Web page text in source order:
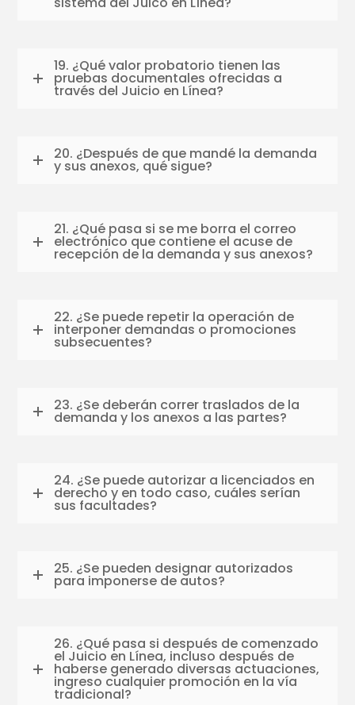
19. ¿Qué valor probatorio tienen las
pruebas documentales ofrecidas a
través del Juicio en Línea?
20. ¿Después de que mandé la demanda
y sus anexos, qué sigue?
21. ¿Qué pasa si se me borra el correo
electrónico que contiene el acuse de
recepción de la demanda y sus anexos?
22. ¿Se puede repetir la operación de
interponer demandas o promociones
subsecuentes?
23. ¿Se deberán correr traslados de la
demanda y los anexos a las partes?
24. ¿Se puede autorizar a licenciados en
derecho y en todo caso, cuáles serían
sus facultades?
25. ¿Se pueden designar autorizados
para imponerse de autos?
26. ¿Qué pasa si después de comenzado
el Juicio en Línea, incluso después de
haberse generado diversas actuaciones,
ingreso cualquier promoción en la vía
tradicional?